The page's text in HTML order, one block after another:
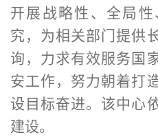
开展战略性、全局
究，为相关部门提供
询，力求有效服务国
安工作，努力朝着打
设目标奋进。该中心
建设。